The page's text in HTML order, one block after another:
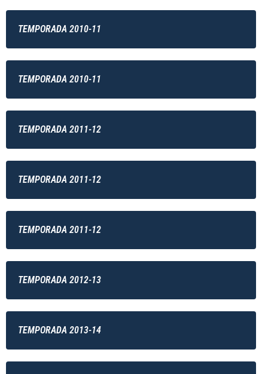
TEMPORADA 2010-11
TEMPORADA 2010-11
TEMPORADA 2011-12
TEMPORADA 2011-12
TEMPORADA 2011-12
TEMPORADA 2012-13
TEMPORADA 2013-14